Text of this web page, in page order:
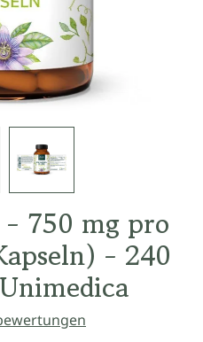
- 750 mg pro
- 240